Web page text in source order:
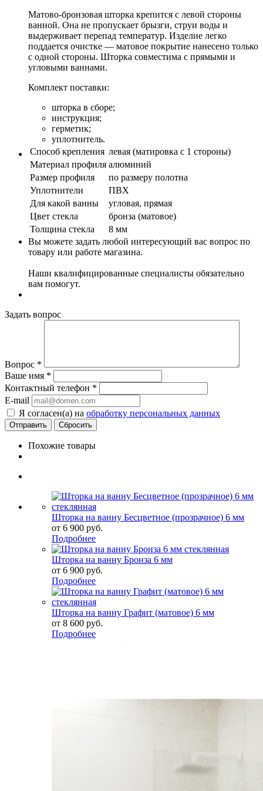
Матово-бронзовая шторка крепится с левой стороны
ванной. Она не пропускает брызги, струи воды и
выдерживает перепад температур. Изделие легко
поддается очистке — матовое покрытие нанесено только
с одной стороны. Шторка совместима с прямыми и
угловыми ваннами.
Комплект поставки:
шторка в сборе;
инструкция;
герметик;
уплотнитель.
Способ крепления левая (матировка с 1 стороны)
Материал профиля алюминий
Размер профиля
по размеру полотна
Уплотнители
ПВХ
Для какой ванны
угловая, прямая
Цвет стекла
бронза (матовое)
Толщина стекла
8 мм
Вы можете задать любой интересующий вас вопрос по
товару или работе магазина.
Наши квалифицированные специалисты обязательно
вам помогут.
Задать вопрос
Вопрос *
Ваше имя *
Контактный телефон *
E-mail
Я согласен(а) на обработку персональных данных
Сбросить
Похожие товары
Шторка на ванну Бесцветное (прозрачное) 6 мм
от 6 900 руб.
Подробнее
Шторка на ванну Бронза 6 мм
от 6 900 руб.
Подробнее
Шторка на ванну Графит (матовое) 6 мм
от 8 600 руб.
Подробнее